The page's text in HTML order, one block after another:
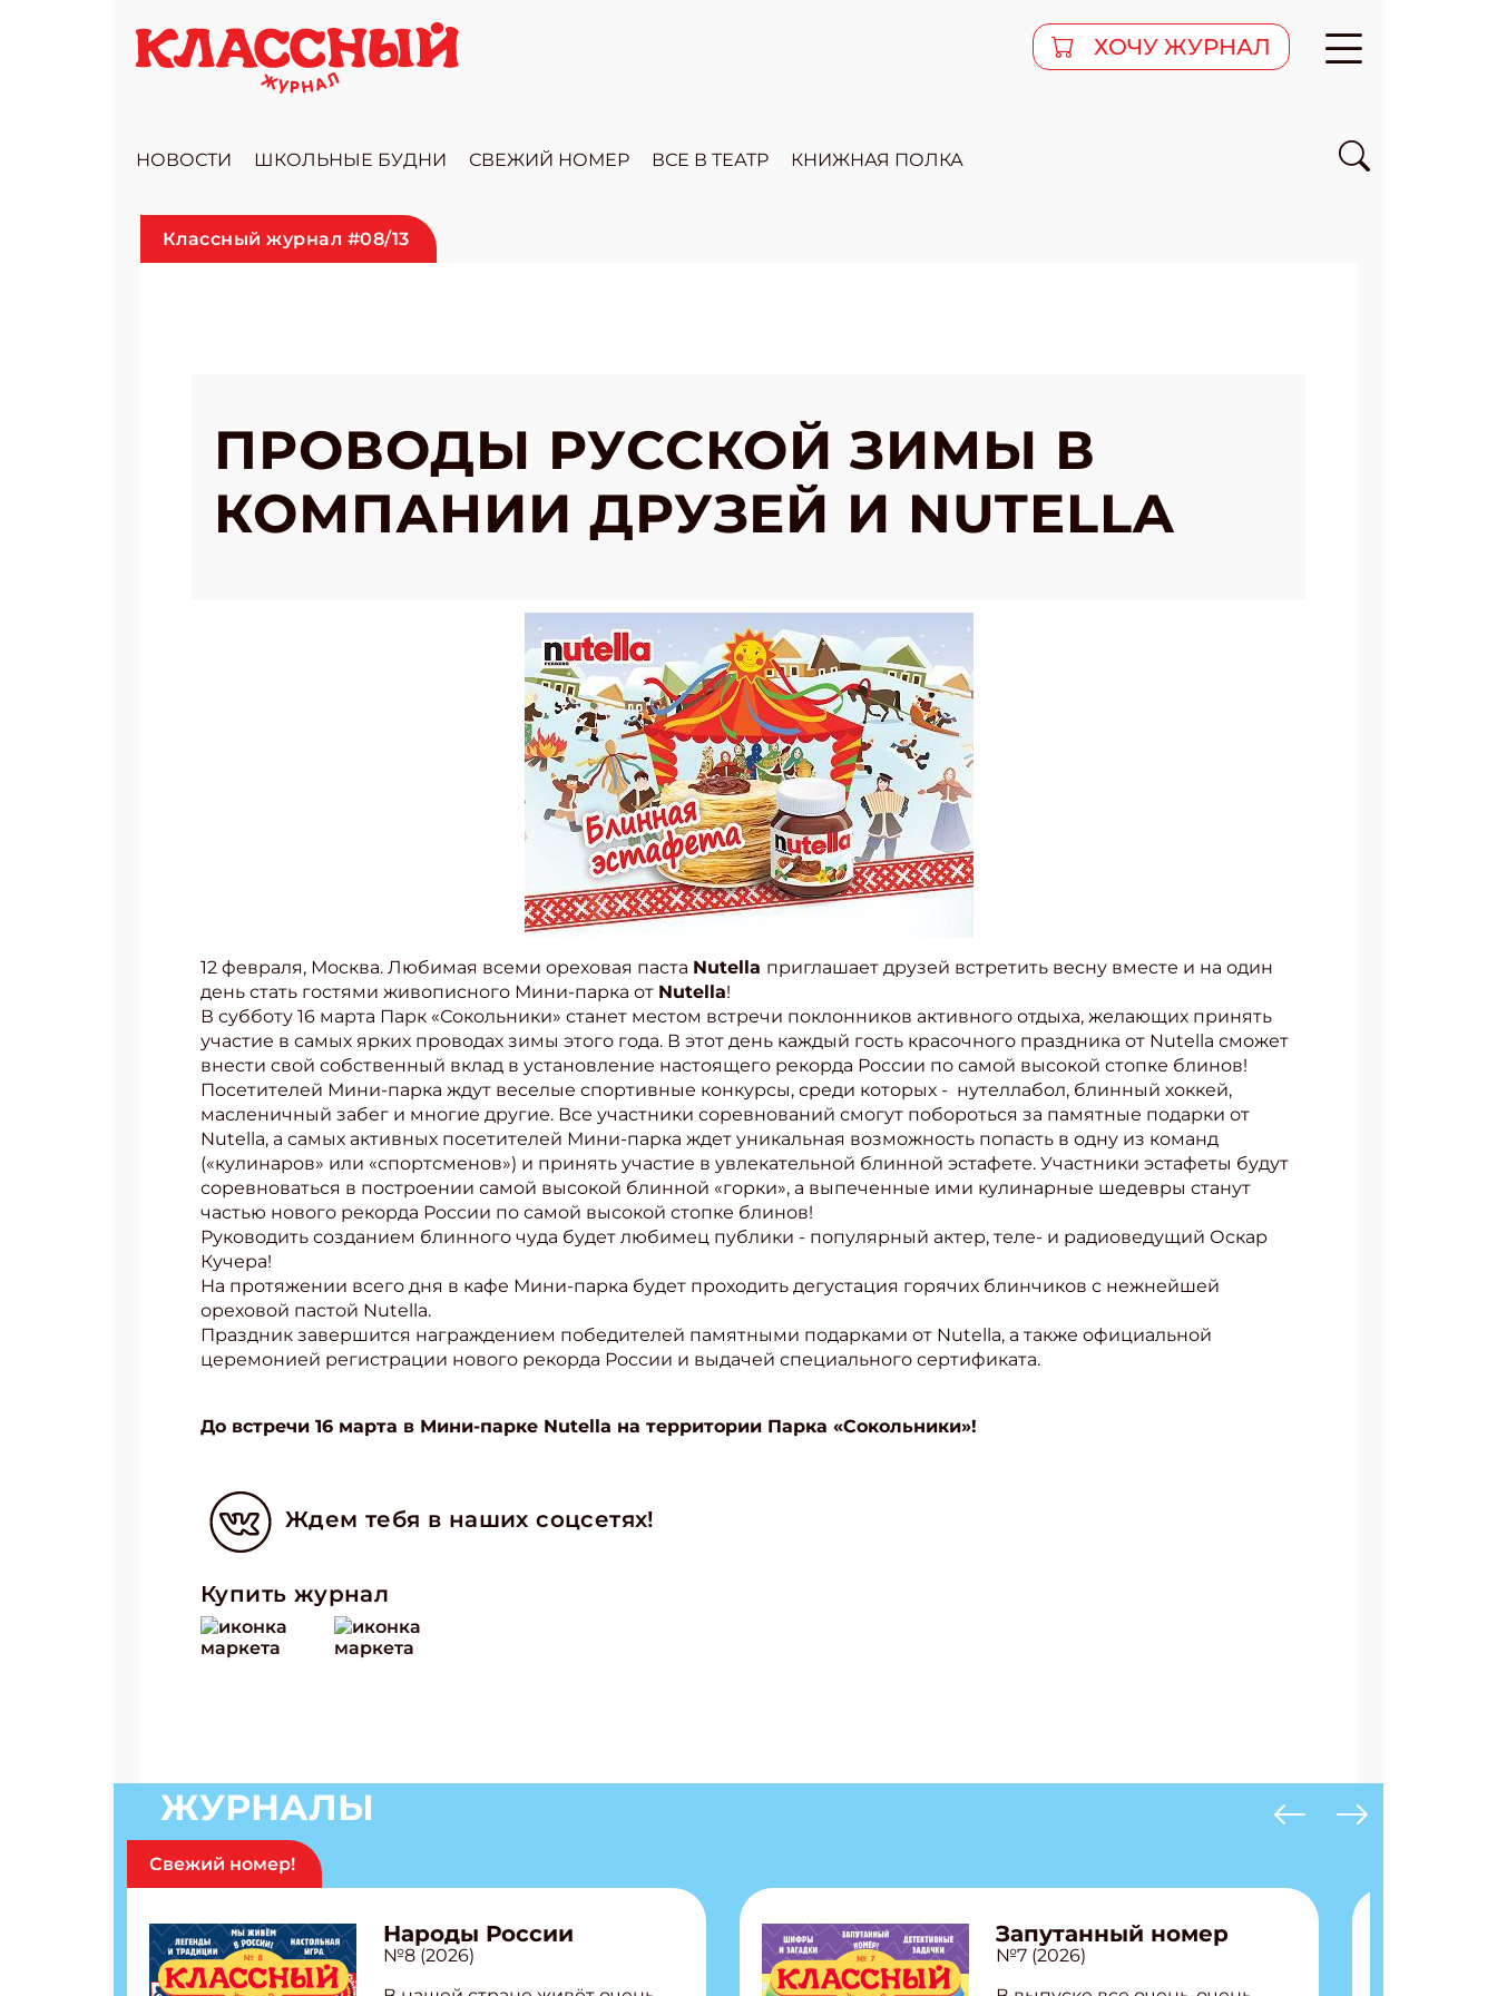
ХОЧУ ЖУРНАЛ
НОВОСТИ ШКОЛЬНЫЕ БУДНИ СВЕЖИЙ НОМЕР ВСЕ В ТЕАТР КНИЖНАЯ ПОЛКА
Классный журнал #08/13
ПРОВОДЫ РУССКОЙ ЗИМЫ В
КОМПАНИИ ДРУЗЕЙ И NUTELLA
12 февраля, Москва. Любимая всеми ореховая паста Nutella приглашает друзей встретить весну вместе и на один
день стать гостями живописного Мини-парка от Nutella!
В субботу 16 марта Парк «Сокольники» станет местом встречи поклонников активного отдыха, желающих принять
участие в самых ярких проводах зимы этого года. В этот день каждый гость красочного праздника от Nutella сможет
внести свой собственный вклад в установление настоящего рекорда России по самой высокой стопке блинов!
Посетителей Мини-парка ждут веселые спортивные конкурсы, среди которых - нутеллабол, блинный хоккей,
масленичный забег и многие другие. Все участники соревнований смогут побороться за памятные подарки от
Nutella, а самых активных посетителей Мини-парка ждет уникальная возможность попасть в одну из команд
(«кулинаров» или «спортсменов») и принять участие в увлекательной блинной эстафете. Участники эстафеты будут
соревноваться в построении самой высокой блинной «горки», а выпеченные ими кулинарные шедевры станут
частью нового рекорда России по самой высокой стопке блинов!
Руководить созданием блинного чуда будет любимец публики - популярный актер, теле- и радиоведущий Оскар
Кучера!
На протяжении всего дня в кафе Мини-парка будет проходить дегустация горячих блинчиков с нежнейшей
ореховой пастой Nutella.
Праздник завершится награждением победителей памятными подарками от Nutella, а также официальной
церемонией регистрации нового рекорда России и выдачей специального сертификата.
До встречи 16 марта в Мини-парке Nutella на территории Парка «Сокольники»!
Ждем тебя в наших соцсетях!
Купить журнал
ЖУРНАЛЫ
Свежий номер!
Народы России
№8 (2026)
Запутанный номер
№7 (2026)